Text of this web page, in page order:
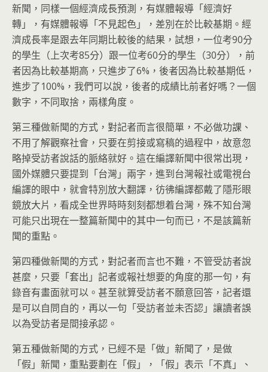
新聞，同樣一個經濟成長預測，有媒體報導「經濟好
轉」，有媒體報導「不見起色」，差別在於比較基期。經
濟成長率是跟去年同期比較後的結果，試想，一位考90分
的學生（上次考85分）跟一位考60分的學生（30分），前
者因為比較基期高，只進步了6%，後者因為比較基期低，
進步了100%，我們可以說，後者的成績比前者好嗎？一個
數字，不同取捨，兩樣角度。
第三種做新聞的方式，對記者而言很簡單，不必做功課、
不用了解觀察社會，只要在剪接或寫稿的過程中，故意忽
略掉受訪者說話的脈絡就好。這在編譯新聞中很常出現，
國外媒體只要提到「台灣」兩字，進到台灣報社或電視台
編譯的眼中，就會特別放大翻譯，彷彿編譯都戴了隱形眼
鏡放大片，看成全世界時時刻刻都想着台灣，殊不知台灣
可能只出現在一整篇新聞中的其中一句而已，不是該篇新
聞的重點。
第四種做新聞的方式，對記者而言也不難，不管受訪者說
甚麼，只要「套出」記者或報社想要的角度的那一句，有
錄音有畫面就可以。甚至就算受訪者不願意回答，記者還
是可以自問自的，再以一句「受訪者並未否認」讓讀者誤
以為受訪者是間接承認。
第五種做新聞的方式，已經不是「做」新聞了，是做
「假」新聞，重點要劃在「假」，「假」表示「不真」、